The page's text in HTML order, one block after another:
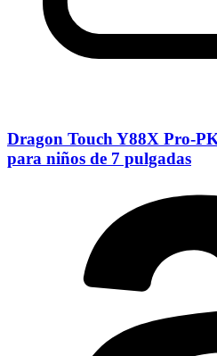
Dragon Touch Y88X Pro-
para niños de 7 pulgadas